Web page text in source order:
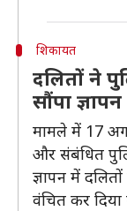
शिकायत
दलितों ने
सौंपा ज्ञापन
मामले में 17
और संबंधित
ज्ञापन में
वंचित कर